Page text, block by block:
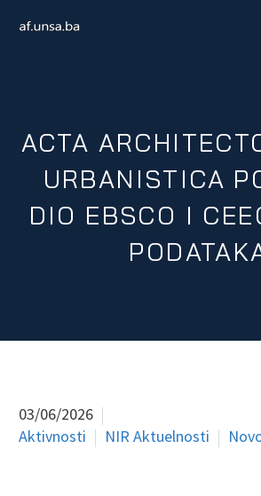
ACTA
URBANISTICA
DIO EBSCO I
03/06/2026
Aktivnosti
NIR Aktuelnosti